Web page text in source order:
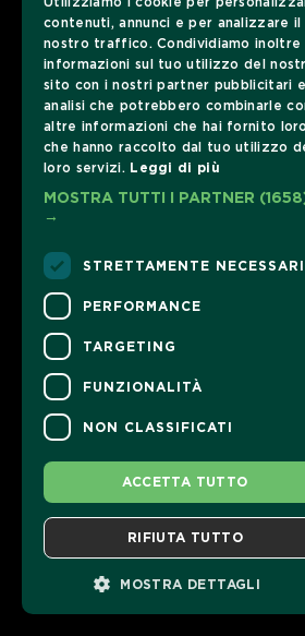
CONTATTI
Per informazioni e supporto
biglietteria Clicca qui
Per informazioni sul programma
rivolgersi all'
Dichiarazione di accessibilità
contenuti, annunci e per analizzare il
nostro traffico. Condividiamo inoltre
informazioni sul tuo utilizzo del
sito con i nostri partner pubblicitari
analisi che potrebbero combinarle
altre informazioni che hai fornito
che hanno raccolto dal tuo utilizzo
loro servizi. Leggi di più
MOSTRA TUTTI I PARTNER
→
STRETTAMENTE NECESSARI
PERFORMANCE
TARGETING
FUNZIONALITÀ
NON CLASSIFICATI
ACCETTA TUTTO
RIFIUTA TUTTO
MOSTRA DETTAGLI